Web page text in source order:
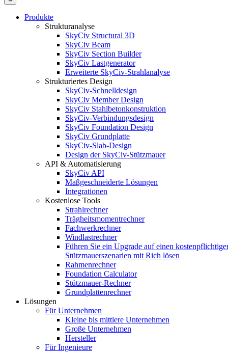
Produkte
Strukturanalyse
SkyCiv Structural 3D
SkyCiv Beam
SkyCiv Section Builder
SkyCiv Lastgenerator
Erweiterte SkyCiv-Strahlanalyse
Strukturiertes Design
SkyCiv-Schnelldesign
SkyCiv Member Design
SkyCiv Stahlbetonkonstruktion
SkyCiv-Verbindungsdesign
SkyCiv Foundation Design
SkyCiv Grundplatte
SkyCiv-Slab-Design
Design der SkyCiv-Stützmauer
API & Automatisierung
SkyCiv API
Maßgeschneiderte Lösungen
Integrationen
Kostenlose Tools
Strahlrechner
Trägheitsmomentrechner
Fachwerkrechner
Windlastrechner
Führen Sie ein Upgrade auf einen
Stützmauerszenarien mit Rich lösen
Rahmenrechner
Foundation Calculator
Stützmauer-Rechner
Grundplattenrechner
Lösungen
Für Unternehmen
Kleine bis mittlere Unternehmen
Große Unternehmen
Hersteller
Für Ingenieure